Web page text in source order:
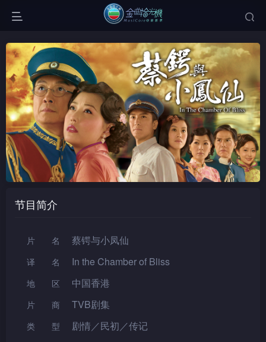
节目简介
片名 蔡锷与小凤仙
译名 In the Chamber of Bliss
地区 中国香港
片 商 TVB剧集
类型 剧情／民初／传记